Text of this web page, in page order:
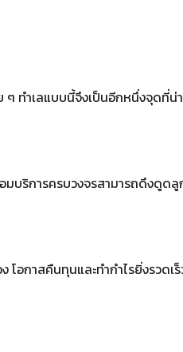
ทำเลแบบนี้จึงเป็นอีกหนึ่งจุดที่น่
บริการครบวงจรสามารถดึงดูดลู
โอกาสคืนทุนและทำกำไรยิ่งรวดเ